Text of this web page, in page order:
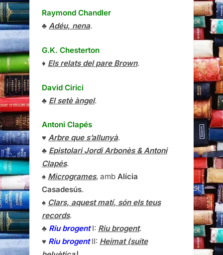
Raymond Chandler
♣ Adéu, nena.
G.K. Chesterton
♦ Els relats del pare Brown.
David Cirici
♣ El setè àngel.
Antoni Clapés
♥ Arbre que s’allunyà.
♣ Epistolari Jordi Arbonès & Antoni
Clapés.
♠ Microgrames, amb Alícia
Casadesús.
♠ Clars, aquest matí, són els teus
records.
♣ Riu brogentI: Riu brogent.
♥ Riu brogentII: Heimat (suite